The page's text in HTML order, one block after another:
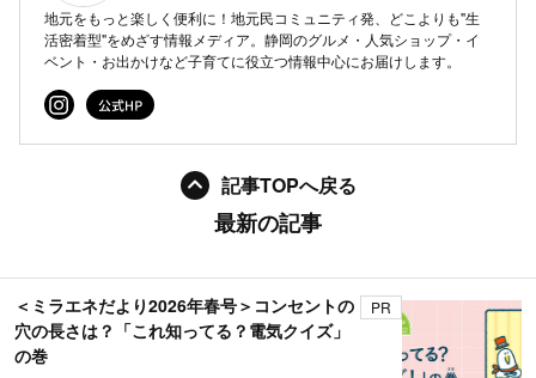
地元をもっと楽しく便利に！地元民コミュニティ発、どこよりも"生
活密着型"をめざす情報メディア。静岡のグルメ・人気ショップ・イ
ベント・お出かけなど子育てに役立つ情報中心にお届けします。
記事TOPへ戻る
最新の記事
＜ミラエネだより2026年春号＞コンセントの
穴の長さは？「これ知ってる？電気クイズ」
の巻
PR